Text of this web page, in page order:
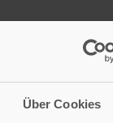
Über Cookies